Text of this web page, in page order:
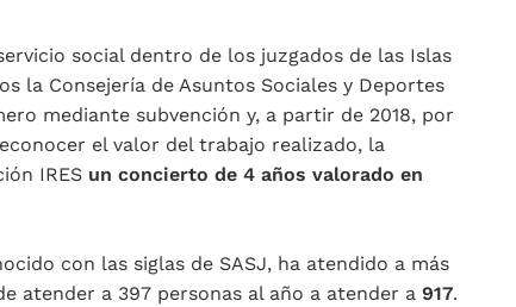
social dentro de los juzgados de las Islas
la Consejería de Asuntos Sociales y Deportes
mediante subvención y, a partir de 2018, por
el valor del trabajo realizado, la
IRES un concierto de 4 años valorado en
con las siglas de SASJ, ha atendido a más
atender a 397 personas al año a atender a 917.